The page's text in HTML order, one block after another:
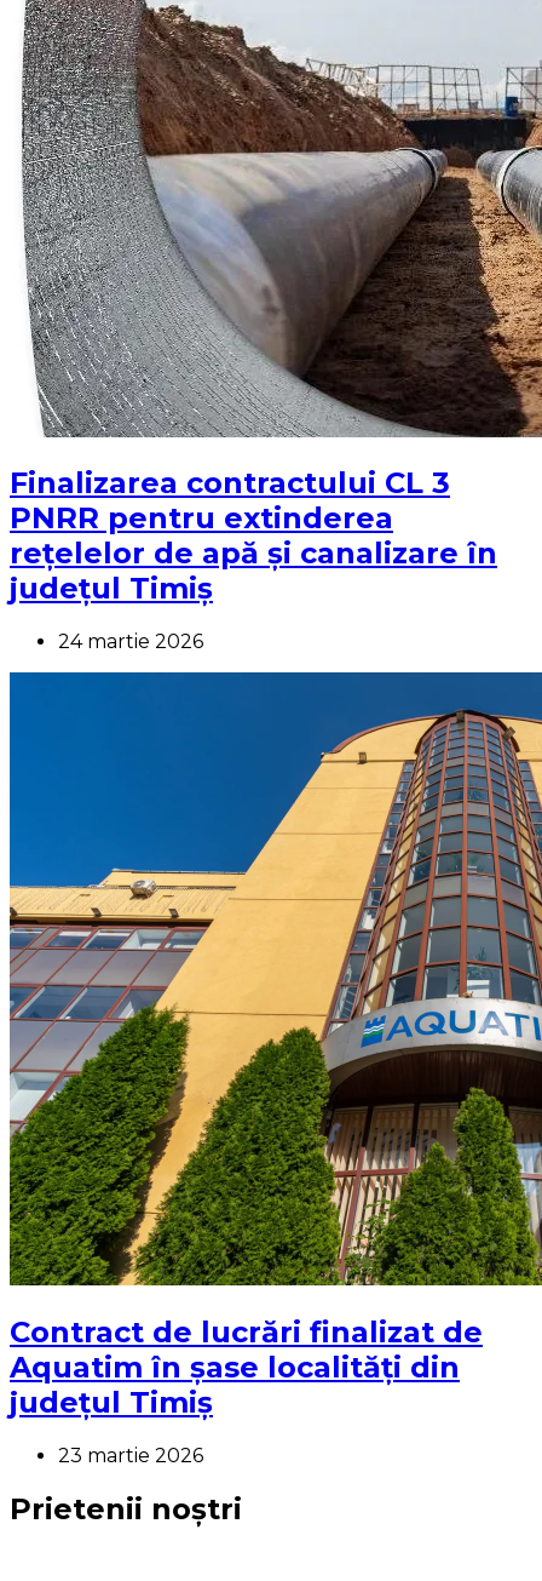
Finalizarea contractului CL 3
PNRR pentru extinderea
rețelelor de apă și canalizare în
județul Timiș
24 martie 2026
Contract de lucrări finalizat de
Aquatim în șase localități din
județul Timiș
23 martie 2026
Prietenii noștri